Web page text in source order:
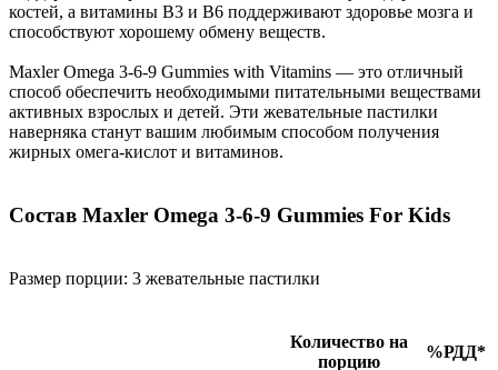
костей, а витамины B3 и B6 поддерживают здоровье мозга и
способствуют хорошему обмену веществ.
Maxler Omega 3-6-9 Gummies with Vitamins — это отличный
способ обеспечить необходимыми питательными веществами
активных взрослых и детей. Эти жевательные пастилки
наверняка станут вашим любимым способом получения
жирных омега-кислот и витаминов.
Состав Maxler Omega 3-6-9 Gummies For Kids
Размер порции: 3 жевательные пастилки
Количество на
порцию
%РДД*